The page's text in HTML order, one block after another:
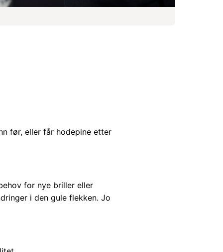
før, eller får hodepine etter
for nye briller eller
i den gule flekken. Jo